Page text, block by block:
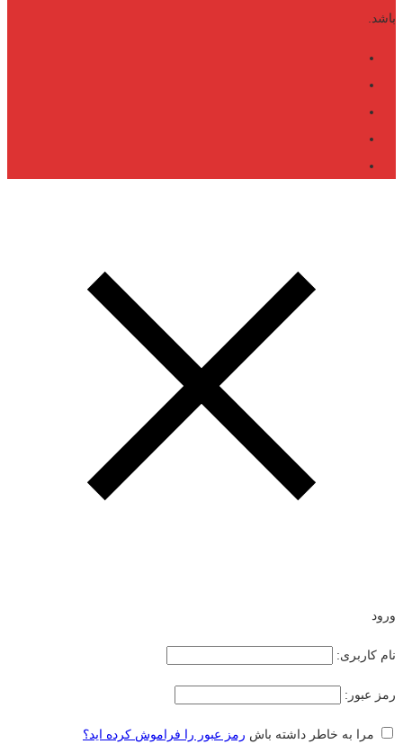
باشد.
ورود
نام کاربری:
رمز عبور:
مرا به خاطر داشته باش رمز عبور را فراموش کرده اید؟